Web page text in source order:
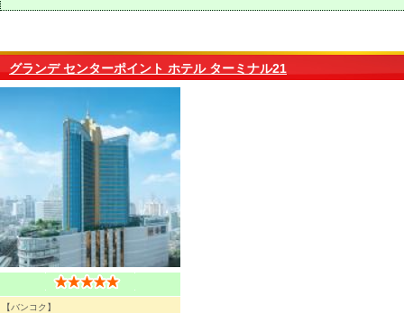
グランデ センターポイント ホテル ターミナル21
【バンコク】